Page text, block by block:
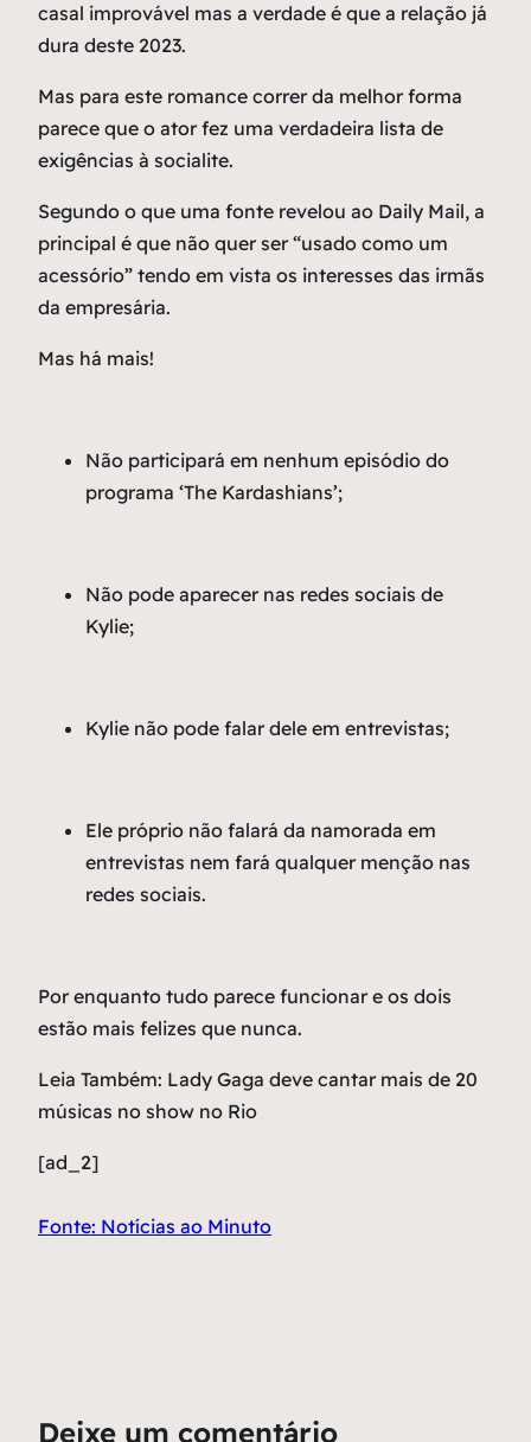
casal improvável mas a verdade é que a relação já
dura deste 2023.
Mas para este romance correr da melhor forma
parece que o ator fez uma verdadeira lista de
exigências à socialite.
Segundo o que uma fonte revelou ao Daily Mail, a
principal é que não quer ser “usado como um
acessório” tendo em vista os interesses das irmãs
da empresária.
Mas há mais!
Não participará em nenhum episódio do
programa ‘The Kardashians’;
Não pode aparecer nas redes sociais de
Kylie;
Kylie não pode falar dele em entrevistas;
Ele próprio não falará da namorada em
entrevistas nem fará qualquer menção nas
redes sociais.
Por enquanto tudo parece funcionar e os dois
estão mais felizes que nunca.
Leia Também: Lady Gaga deve cantar mais de 20
músicas no show no Rio
[ad_2]
Fonte: Notícias ao Minuto
Deixe um comentário